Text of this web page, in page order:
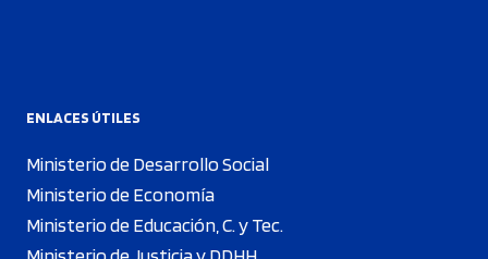
ENLACES ÚTILES
Ministerio de Desarrollo Social
Ministerio de Economía
Ministerio de Educación, C. y Tec.